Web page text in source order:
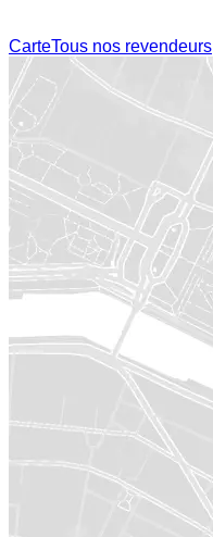
CarteTous nos revendeurs